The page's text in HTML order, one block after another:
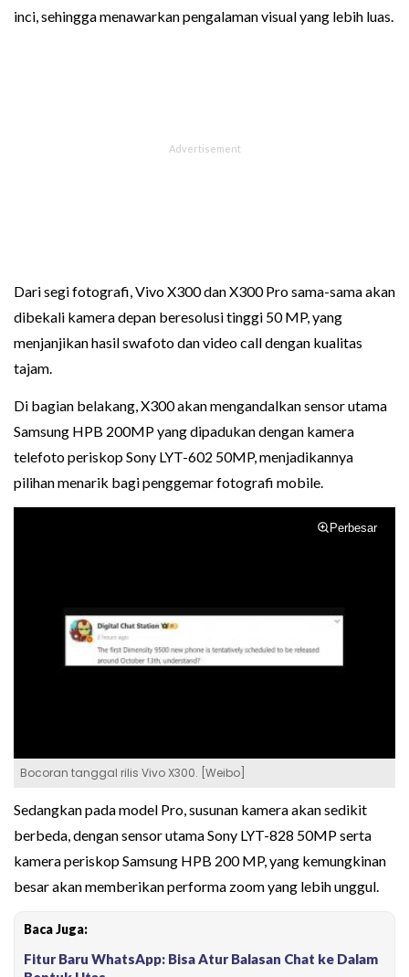
inci, sehingga menawarkan pengalaman visual yang lebih luas.
Dari segi fotografi, Vivo X300 dan X300 Pro sama-sama akan
dibekali kamera depan beresolusi tinggi 50 MP, yang
menjanjikan hasil swafoto dan video call dengan kualitas
tajam.
Di bagian belakang, X300 akan mengandalkan sensor utama
Samsung HPB 200MP yang dipadukan dengan kamera
telefoto periskop Sony LYT-602 50MP, menjadikannya
pilihan menarik bagi penggemar fotografi mobile.
Perbesar
Bocoran tanggal rilis Vivo X300. [Weibo]
Sedangkan pada model Pro, susunan kamera akan sedikit
berbeda, dengan sensor utama Sony LYT-828 50MP serta
kamera periskop Samsung HPB 200 MP, yang kemungkinan
besar akan memberikan performa zoom yang lebih unggul.
Baca Juga:
Fitur Baru WhatsApp: Bisa Atur Balasan Chat ke Dalam